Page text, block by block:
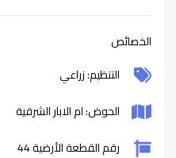
الخصائص
التنظيم: زراعي
الحوض: ام الابار الشرقية
رقم القطعة الأرضية 44